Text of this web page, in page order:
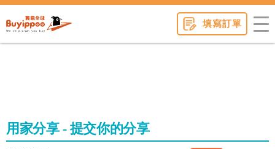
填寫訂單
用家分享 - 提交你的分享